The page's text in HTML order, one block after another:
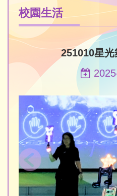
校園生活
251010星